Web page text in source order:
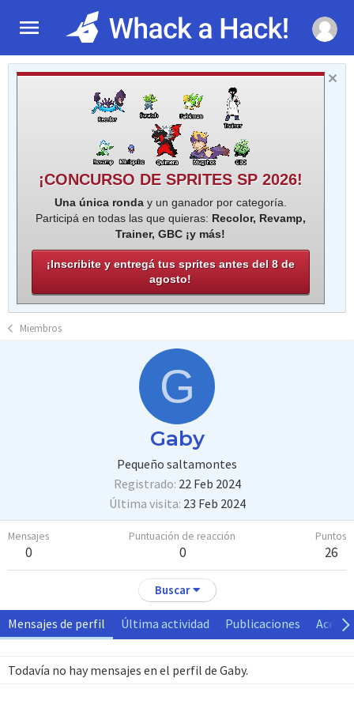
¡CONCURSO DE SPRITES SP 2026!
Una única ronday un ganador por categoría.
Participá en todas las que quieras: Recolor, Revamp,
Trainer, GBC ¡y más!
¡Inscribite y entregá tus sprites antes del 8 de
agosto!
Miembros
G
Gaby
Pequeño saltamontes
Registrado 22 Feb 2024
Última visita 23 Feb 2024
Mensajes
0
Puntuación de reacción
0
Puntos
26
Buscar
Mensajes de perfil Última actividad Publicaciones Acerca
Todavía no hay mensajes en el perfil de Gaby.